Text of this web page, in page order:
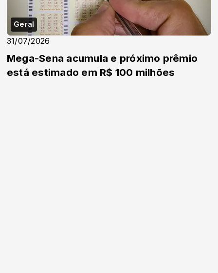
Geral
31/07/2026
Mega-Sena acumula e próximo prêmio
está estimado em R$ 100 milhões